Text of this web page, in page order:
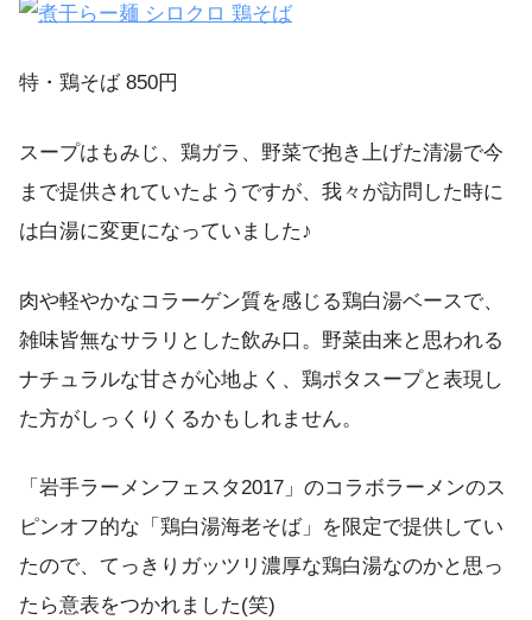
特・鶏そば 850円
スープはもみじ、鶏ガラ、野菜で抱き上げた清湯で今
まで提供されていたようですが、我々が訪問した時に
は白湯に変更になっていました♪
肉や軽やかなコラーゲン質を感じる鶏白湯ベースで、
雑味皆無なサラリとした飲み口。野菜由来と思われる
ナチュラルな甘さが心地よく、鶏ポタスープと表現し
た方がしっくりくるかもしれません。
「岩手ラーメンフェスタ2017」のコラボラーメンのス
ピンオフ的な「鶏白湯海老そば」を限定で提供してい
たので、てっきりガッツリ濃厚な鶏白湯なのかと思っ
たら意表をつかれました(笑)